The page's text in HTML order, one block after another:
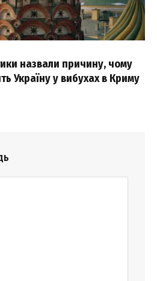
назвали причину, чому
Україну у вибухах в Криму